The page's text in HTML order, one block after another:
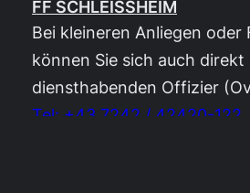
FF SCHLEISSHEIM
Bei kleineren Anliegen oder
können Sie sich auch direkt
diensthabenden Offizier
Tel: +43 7242 / 42420-122